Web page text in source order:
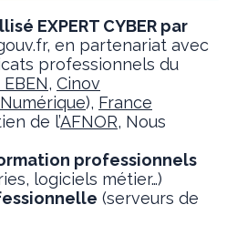
EXPERT CYBER par
en partenariat avec
professionnels du
, Cinov
), France
de l’AFNOR, Nous
professionnels
logiciels métier…)
(serveurs de